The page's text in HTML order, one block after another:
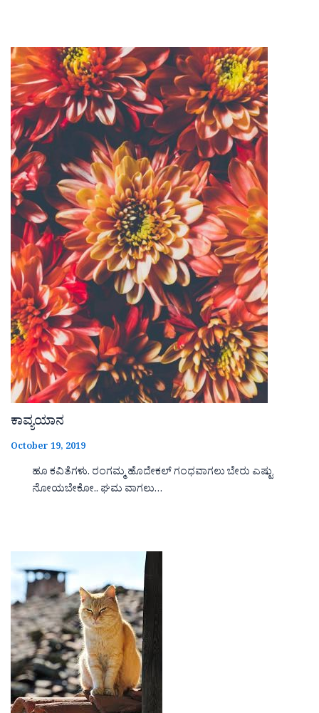
ಕಾವ್ಯಯಾನ
October 19, 2019
ಹೂ ಕವಿತೆಗಳು. ರಂಗಮ್ಮ ಹೊದೇಕಲ್ ಗಂಧವಾಗಲು ಬೇರು ಎಷ್ಟು
ನೋಯಬೇಕೋ.. ಘಮ ವಾಗಲು…